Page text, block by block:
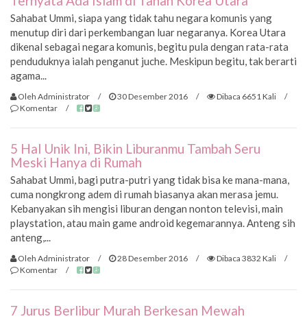
Sahabat Ummi, siapa yang tidak tahu negara komunis yang
menutup diri dari perkembangan luar negaranya. Korea Utara
dikenal sebagai negara komunis, begitu pula dengan rata-rata
penduduknya ialah penganut juche. Meskipun begitu, tak berarti
agama...
Oleh Administrator / 30 Desember 2016 / Dibaca 6651 Kali
/
Komentar
/
5 Hal Unik Ini, Bikin Liburanmu Tambah Seru
Meski Hanya di Rumah
Sahabat Ummi, bagi putra-putri yang tidak bisa ke mana-mana,
cuma nongkrong adem di rumah biasanya akan merasa jemu.
Kebanyakan sih mengisi liburan dengan nonton televisi, main
playstation, atau main game android kegemarannya. Anteng sih
anteng,...
Oleh Administrator / 28 Desember 2016 / Dibaca 3832 Kali
/
Komentar
/
7 Jurus Berlibur Murah Berkesan Mewah